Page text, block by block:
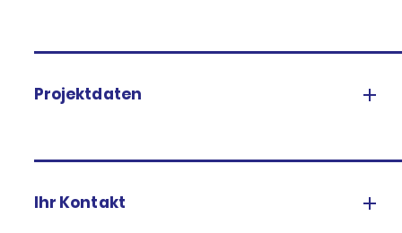
Projektdaten
Ihr Kontakt